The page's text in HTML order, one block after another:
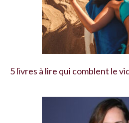
5 livres à lire qui comblent le